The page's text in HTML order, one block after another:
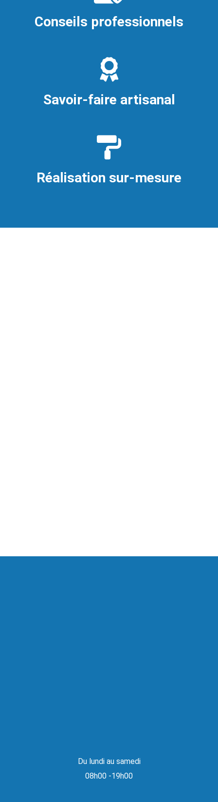
Conseils professionnels
Savoir-faire artisanal
Réalisation sur-mesure
Du lundi au samedi
08h00 -19h00